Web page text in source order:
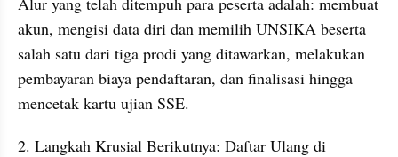
akun, mengisi data diri dan memilih UNSIKA beserta
salah satu dari tiga prodi yang ditawarkan, melakukan
pembayaran biaya pendaftaran, dan finalisasi hingga
mencetak kartu ujian SSE.
2. Langkah Krusial Berikutnya: Daftar Ulang di